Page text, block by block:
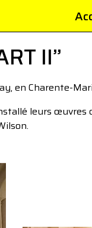
II”
en Charente-
leurs œuvres